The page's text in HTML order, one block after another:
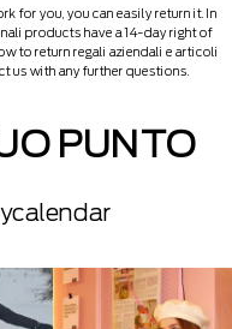
for you, you can easily return it. In
products have a 14-day right of
to return regali aziendali e articoli
us with any further questions.
PUNTO